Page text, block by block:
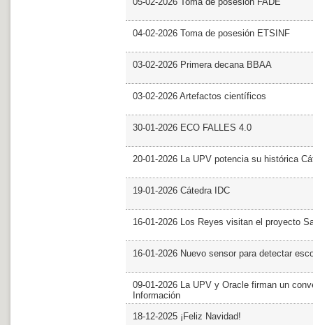
04-02-2026 Toma de posesión ETSINF
03-02-2026 Primera decana BBAA
03-02-2026 Artefactos científicos
30-01-2026 ECO FALLES 4.0
20-01-2026 La UPV potencia su histórica
19-01-2026 Cátedra IDC
16-01-2026 Los Reyes visitan el proyecto
16-01-2026 Nuevo sensor para detectar
09-01-2026 La UPV y Oracle firman un
Información
18-12-2025 ¡Feliz Navidad!